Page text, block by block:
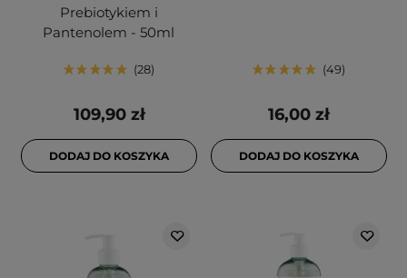
Prebiotykiem i
Pantenolem - 50ml
28
109,90 zł
DODAJ DO KOSZYKA
49
16,00 zł
DODAJ DO KOSZYKA